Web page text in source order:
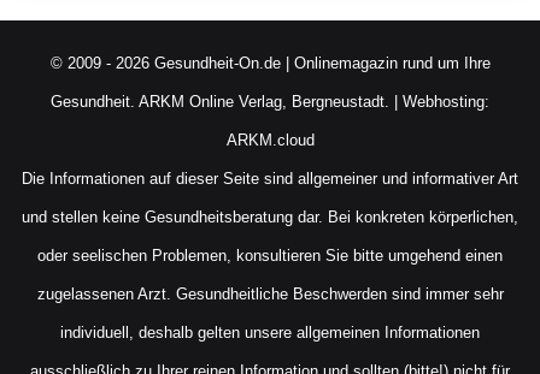
© 2009 - 2026 Gesundheit-On.de | Onlinemagazin rund um Ihre
Gesundheit. ARKM Online Verlag, Bergneustadt. | Webhosting:
ARKM.cloud
Die Informationen auf dieser Seite sind allgemeiner und informativer Art
und stellen keine Gesundheitsberatung dar. Bei konkreten körperlichen,
oder seelischen Problemen, konsultieren Sie bitte umgehend einen
zugelassenen Arzt. Gesundheitliche Beschwerden sind immer sehr
individuell, deshalb gelten unsere allgemeinen Informationen